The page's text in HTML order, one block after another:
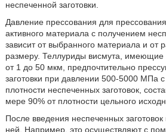
неспеченной заготовки.
Давление прессования для
активного материала с получением
зависит от выбранного материала и от
размеру. Теллуриды висмута, имеющие
от 1 до 50 мкм, предпочтительно
заготовки при давлении 500-5000 МПа
плотности неспеченных заготовок,
мере 90% от плотности цельного
После введения неспеченных
ней. Например, это осуществляют с